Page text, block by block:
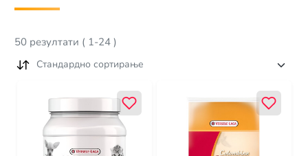
50 резултати ( 1-24 )
Стандардно сортирање